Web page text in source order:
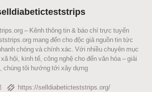
– Kênh thông tin & báo chí trực tuyến
mang đến cho độc giả nguồn tin tức
chóng và chính xác. Với nhiều chuyên mục
hội, kinh tế, công nghệ cho đến văn hóa – giải
chúng tôi hướng tới xây dựng
https://selldiabeticteststrips.org/